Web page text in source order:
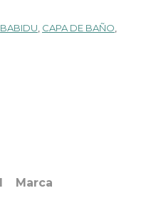
BABIDU, CAPA DE BAÑO,
Marca